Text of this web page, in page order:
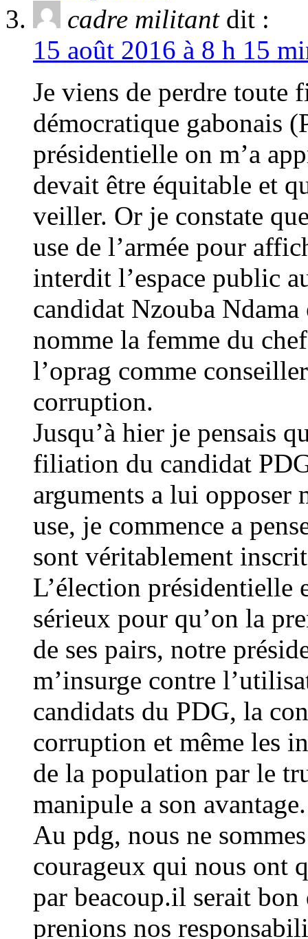
cadre militant dit :
15 août 2016 à 8 h 15
Je viens de perdre toute
démocratique gabonais
présidentielle on m’a
devait être équitable et
veiller. Or je constate
use de l’armée pour
interdit l’espace public
candidat Nzouba
nomme la femme du
l’oprag comme
corruption.
Jusqu’à hier je pensais
filiation du candidat
arguments a lui opposer
use, je commence a
sont véritablement
L’élection présidentielle
sérieux pour qu’on la
de ses pairs, notre
m’insurge contre
candidats du PDG, la
corruption et même les
de la population par le
manipule a son avantage.
Au pdg, nous ne
courageux qui nous ont
par beacoup.il serait
prenions nos